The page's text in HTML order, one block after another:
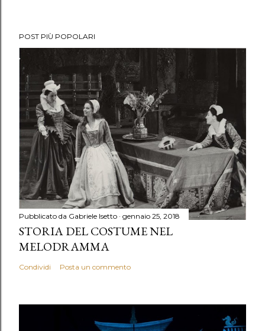
POST PIÙ POPOLARI
Pubblicato da Gabriele Isetto gennaio 25, 2018
STORIA DEL COSTUME NEL
MELODRAMMA
Condividi Posta un commento